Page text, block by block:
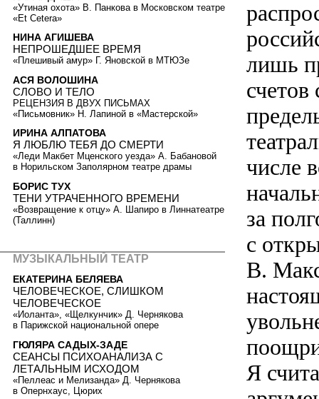
лишь
числе
за
с
В.
Я
«Утиная охота» В. Панкова в Московском театре
«Et Cetera»
НИНА АГИШЕВА
НЕПРОШЕДШЕЕ ВРЕМЯ
«Плешивый амур» Г. Яновской в МТЮЗе
АСЯ ВОЛОШИНА
СЛОВО И ТЕЛО
РЕЦЕНЗИЯ В ДВУХ ПИСЬМАХ
«Письмовник» Н. Лапиной в «Мастерской»
ИРИНА АЛПАТОВА
Я ЛЮБЛЮ ТЕБЯ ДО СМЕРТИ
«Леди Макбет Мценского уезда» А. Бабановой
в Норильском Заполярном театре драмы
БОРИС ТУХ
ТЕНИ УТРАЧЕННОГО ВРЕМЕНИ
«Возвращение к отцу» А. Шапиро в Линнатеатре
(Таллинн)
МУЗЫКАЛЬНЫЙ ТЕАТР
ЕКАТЕРИНА БЕЛЯЕВА
ЧЕЛОВЕЧЕСКОЕ, СЛИШКОМ
ЧЕЛОВЕЧЕСКОЕ
«Иоланта», «Щелкунчик» Д. Чернякова
в Парижской национальной опере
ГЮЛЯРА САДЫХ-ЗАДЕ
СЕАНСЫ ПСИХОАНАЛИЗА С
ЛЕТАЛЬНЫМ ИСХОДОМ
«Пеллеас и Мелизанда» Д. Чернякова
в Опернхаус, Цюрих